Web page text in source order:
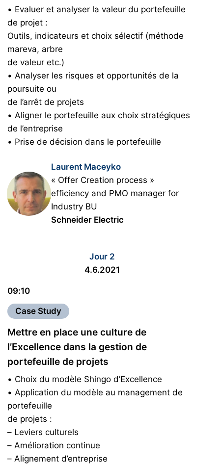
• Evaluer et analyser la valeur du portefeuille
de projet :
Outils, indicateurs et choix sélectif (méthode
mareva, arbre
de valeur etc.)
• Analyser les risques et opportunités de la
poursuite ou
de l’arrêt de projets
• Aligner le portefeuille aux choix stratégiques
de l’entreprise
• Prise de décision dans le portefeuille
Laurent Maceyko
« Offer Creation process »
efficiency and PMO manager for
Industry BU
Schneider Electric
Jour 2
4.6.2021
09:10
Case Study
Mettre en place une culture de
l’Excellence dans la gestion de
portefeuille de projets
• Choix du modèle Shingo d’Excellence
• Application du modèle au management de
portefeuille
de projets :
– Leviers culturels
– Amélioration continue
– Alignement d’entreprise